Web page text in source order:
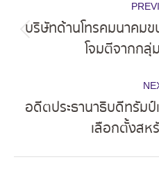
navigation
บริษัทด้านโทรคมนาคม
โจมตีจากกลุ่
อดีตประธานาธิบดีทรัมป์
เลือกตั้งสห